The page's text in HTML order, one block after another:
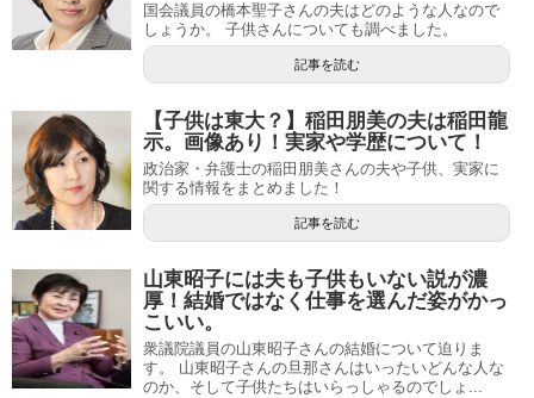
国会議員の橋本聖子さんの夫はどのような人なので
しょうか。 子供さんについても調べました。
記事を読む
【子供は東大？】稲田朋美の夫は稲田龍
示。画像あり！実家や学歴について！
政治家・弁護士の稲田朋美さんの夫や子供、実家に
関する情報をまとめました！
記事を読む
山東昭子には夫も子供もいない説が濃
厚！結婚ではなく仕事を選んだ姿がかっ
こいい。
衆議院議員の山東昭子さんの結婚について迫りま
す。 山東昭子さんの旦那さんはいったいどんな人な
のか、そして子供たちはいらっしゃるのでしょ...